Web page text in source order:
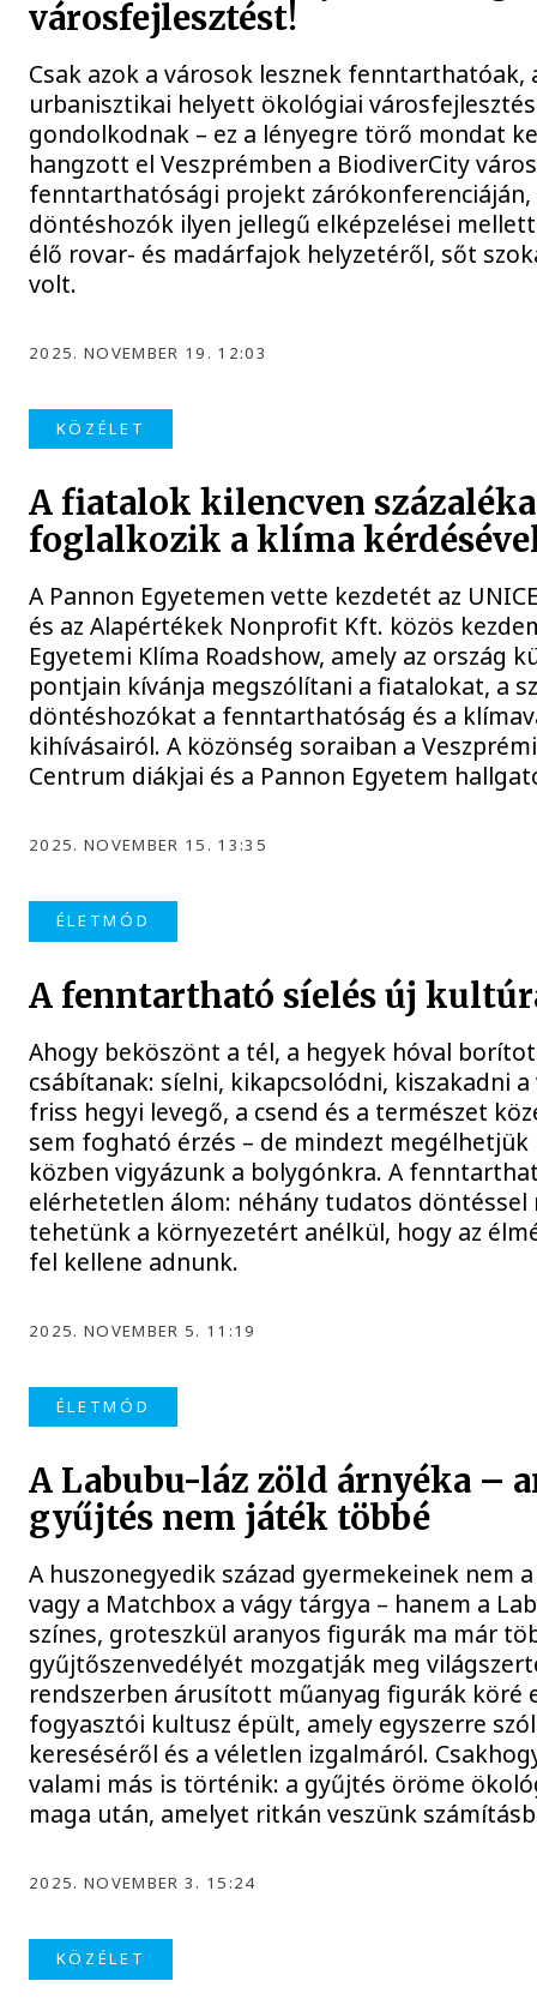
városfejlesztést!
Csak azok a városok lesznek fenntarthatóak,
urbanisztikai helyett ökológiai
gondolkodnak – ez a lényegre törő mondat
hangzott el Veszprémben a BiodiverCity
fenntarthatósági projekt zárókonferenciáján,
döntéshozók ilyen jellegű elképzelései
élő rovar- és madárfajok helyzetéről, sőt
volt.
2025. NOVEMBER 19. 12:03
KÖZÉLET
A fiatalok kilencven százaléka
foglalkozik a klíma
A Pannon Egyetemen vette kezdetét az
és az Alapértékek Nonprofit Kft. közös
Egyetemi Klíma Roadshow, amely az ország
pontjain kívánja megszólítani a fiatalokat, a
döntéshozókat a fenntarthatóság és a
kihívásairól. A közönség soraiban a
Centrum diákjai és a Pannon Egyetem
2025. NOVEMBER 15. 13:35
ÉLETMÓD
A fenntartható síelés új
Ahogy beköszönt a tél, a hegyek hóval
csábítanak: síelni, kikapcsolódni, kiszakadni a
friss hegyi levegő, a csend és a természet
sem fogható érzés – de mindezt megélhetjük
közben vigyázunk a bolygónkra. A
elérhetetlen álom: néhány tudatos döntéssel
tehetünk a környezetért anélkül, hogy az
fel kellene adnunk.
2025. NOVEMBER 5. 11:19
ÉLETMÓD
A Labubu-láz zöld árnyéka –
gyűjtés nem játék többé
A huszonegyedik század gyermekeinek nem
vagy a Matchbox a vágy tárgya – hanem a
színes, groteszkül aranyos figurák ma már
gyűjtőszenvedélyét mozgatják meg
rendszerben árusított műanyag figurák köré
fogyasztói kultusz épült, amely egyszerre
kereséséről és a véletlen izgalmáról.
valami más is történik: a gyűjtés öröme
maga után, amelyet ritkán veszünk
2025. NOVEMBER 3. 15:24
KÖZÉLET